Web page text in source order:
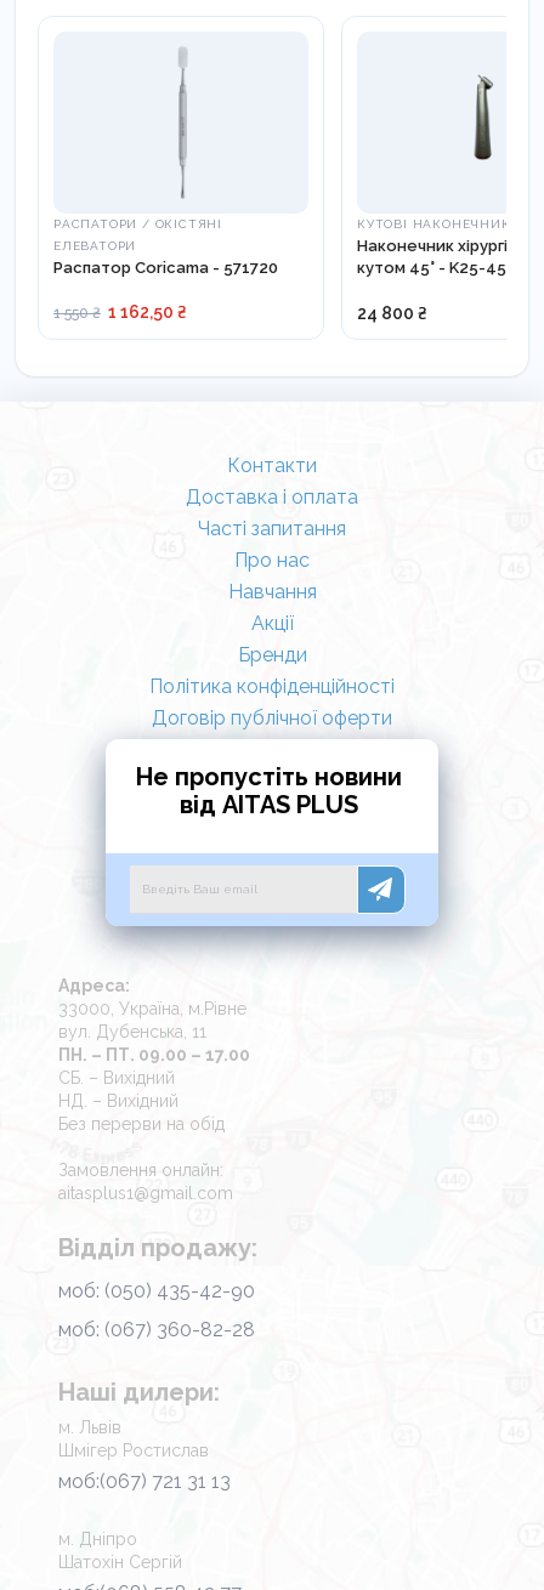
РАСПАТОРИ / ОКІСТЯНІ
ЕЛЕВАТОРИ
Распатор Coricama - 571720
1 550 ₴ 1 162,50 ₴
КУТОВІ НАКОНЕЧНИКИ
Наконечник
кутом 45° - K25-45CA-L
24 800 ₴
Контакти
Доставка і оплата
Часті запитання
Про нас
Навчання
Акції
Бренди
Політика конфіденційності
Договір публічної оферти
Не пропустіть новини
від AITAS PLUS
Адреса:
33000, Україна, м.Рівне
вул. Дубенська, 11
ПН. – ПТ. 09.00 – 17.00
СБ. – Вихідний
НД. – Вихідний
Без перерви на обід
Замовлення онлайн:
aitasplus1@gmail.com
Відділ продажу:
моб: (050) 435-42-90
моб: (067) 360-82-28
Наші дилери:
м. Львів
Шмігер Ростислав
моб:(067) 721 31 13
м. Дніпро
Шатохін Сергій